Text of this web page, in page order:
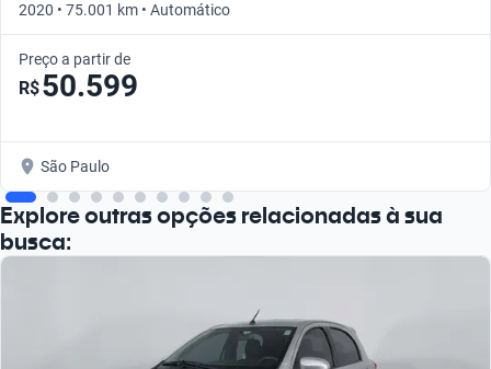
2020 • 75.001 km • Automático
Preço a partir de
R$50.599
São Paulo
Explore outras opções relacionadas à sua
busca: